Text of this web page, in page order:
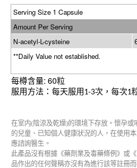
Serving Size 1 Capsule
Amount Per Serving
N-acetyl-L-cysteine
**Daily Value not established.
每樽含量: 60粒
服用方法：每天服用 1-3次，每次1
在室内(陰涼及乾燥)的環境下存放。懷孕或
的兒童、已知個人健康狀況的人，在使用
應諮詢醫生。
此產品沒有根據《藥劑業及毒藥條例》或
品作出的任何聲稱亦沒有為進行該等註冊